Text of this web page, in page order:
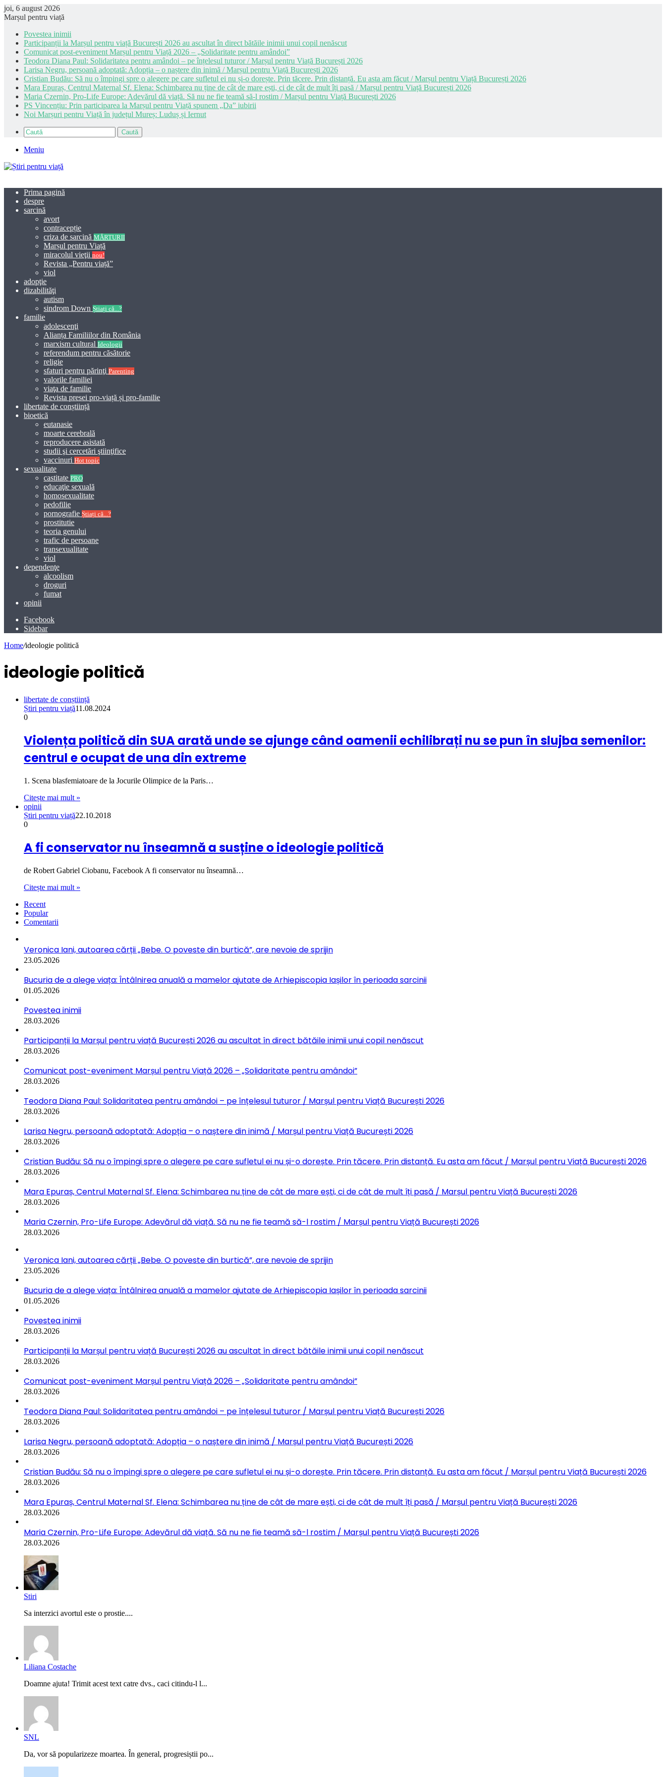
joi, 6 august 2026
Marșul pentru viață
Povestea inimii
Participanții la Marșul pentru viață București 2026 au ascultat în direct bătăile inimii unui copil nenăscut
Comunicat post-eveniment Marșul pentru Viață 2026 – „Solidaritate pentru amândoi”
Teodora Diana Paul: Solidaritatea pentru amândoi – pe înțelesul tuturor / Marșul pentru Viață București 2026
Larisa Negru, persoană adoptată: Adopția – o naștere din inimă / Marșul pentru Viață București 2026
Cristian Budău: Să nu o împingi spre o alegere pe care sufletul ei nu și-o dorește. Prin tăcere. Prin distanță. Eu asta am făcut / Marșul pentru Viață București 2026
Mara Epuraș, Centrul Maternal Sf. Elena: Schimbarea nu ține de cât de mare ești, ci de cât de mult îți pasă / Marșul pentru Viață București 2026
Maria Czernin, Pro-Life Europe: Adevărul dă viață. Să nu ne fie teamă să-l rostim / Marșul pentru Viață București 2026
PS Vincențiu: Prin participarea la Marșul pentru Viață spunem „Da” iubirii
Noi Marșuri pentru Viață în județul Mureș: Luduș și Iernut
Caută
Meniu
Prima pagină
despre
sarcină
avort
contracepție
criza de sarcină MĂRTURII
Marșul pentru Viață
miracolul vieţii nou!
Revista „Pentru viață”
viol
adopţie
dizabilităţi
autism
sindrom Down Știați că...?
familie
adolescenţi
Alianța Familiilor din România
marxism cultural Ideologii
referendum pentru căsătorie
religie
sfaturi pentru părinţi Parenting
valorile familiei
viaţa de familie
Revista presei pro-viață și pro-familie
libertate de conștiință
bioetică
eutanasie
moarte cerebrală
reproducere asistată
studii şi cercetări ştiinţifice
vaccinuri Hot topic
sexualitate
castitate PRO
educaţie sexuală
homosexualitate
pedofilie
pornografie Știați că...?
prostitutie
teoria genului
trafic de persoane
transexualitate
viol
dependenţe
alcoolism
droguri
fumat
opinii
Facebook
Sidebar
Home/ideologie politică
ideologie politică
libertate de conștiință
Știri pentru viață11.08.2024
0
Violența politică din SUA arată unde se ajunge când oamenii echilibrați nu se pun în slujba semenilor:
centrul e ocupat de una din extreme
1. Scena blasfemiatoare de la Jocurile Olimpice de la Paris…
Citește mai mult »
opinii
Știri pentru viață22.10.2018
0
A fi conservator nu înseamnă a susține o ideologie politică
de Robert Gabriel Ciobanu, Facebook A fi conservator nu înseamnă…
Citește mai mult »
Recent
Popular
Comentarii
Veronica Iani, autoarea cărții „Bebe. O poveste din burtică”, are nevoie de sprijin
23.05.2026
Bucuria de a alege viața: Întâlnirea anuală a mamelor ajutate de Arhiepiscopia Iașilor în perioada sarcinii
01.05.2026
Povestea inimii
28.03.2026
Participanții la Marșul pentru viață București 2026 au ascultat în direct bătăile inimii unui copil nenăscut
28.03.2026
Comunicat post-eveniment Marșul pentru Viață 2026 – „Solidaritate pentru amândoi”
28.03.2026
Teodora Diana Paul: Solidaritatea pentru amândoi – pe înțelesul tuturor / Marșul pentru Viață București 2026
28.03.2026
Larisa Negru, persoană adoptată: Adopția – o naștere din inimă / Marșul pentru Viață București 2026
28.03.2026
Cristian Budău: Să nu o împingi spre o alegere pe care sufletul ei nu și-o dorește. Prin tăcere. Prin distanță. Eu asta am făcut / Marșul pentru Viață București 2026
28.03.2026
Mara Epuraș, Centrul Maternal Sf. Elena: Schimbarea nu ține de cât de mare ești, ci de cât de mult îți pasă / Marșul pentru Viață București 2026
28.03.2026
Maria Czernin, Pro-Life Europe: Adevărul dă viață. Să nu ne fie teamă să-l rostim / Marșul pentru Viață București 2026
28.03.2026
Veronica Iani, autoarea cărții „Bebe. O poveste din burtică”, are nevoie de sprijin
23.05.2026
Bucuria de a alege viața: Întâlnirea anuală a mamelor ajutate de Arhiepiscopia Iașilor în perioada sarcinii
01.05.2026
Povestea inimii
28.03.2026
Participanții la Marșul pentru viață București 2026 au ascultat în direct bătăile inimii unui copil nenăscut
28.03.2026
Comunicat post-eveniment Marșul pentru Viață 2026 – „Solidaritate pentru amândoi”
28.03.2026
Teodora Diana Paul: Solidaritatea pentru amândoi – pe înțelesul tuturor / Marșul pentru Viață București 2026
28.03.2026
Larisa Negru, persoană adoptată: Adopția – o naștere din inimă / Marșul pentru Viață București 2026
28.03.2026
Cristian Budău: Să nu o împingi spre o alegere pe care sufletul ei nu și-o dorește. Prin tăcere. Prin distanță. Eu asta am făcut / Marșul pentru Viață București 2026
28.03.2026
Mara Epuraș, Centrul Maternal Sf. Elena: Schimbarea nu ține de cât de mare ești, ci de cât de mult îți pasă / Marșul pentru Viață București 2026
28.03.2026
Maria Czernin, Pro-Life Europe: Adevărul dă viață. Să nu ne fie teamă să-l rostim / Marșul pentru Viață București 2026
28.03.2026
Stiri
Sa interzici avortul este o prostie....
Liliana Costache
Doamne ajuta! Trimit acest text catre dvs., caci citindu-l l...
SNL
Da, vor să popularizeze moartea. În general, progresiștii po...